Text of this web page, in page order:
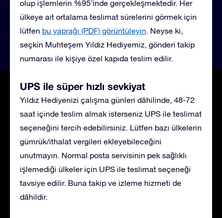
olup işlemlerin %95’inde gerçekleşmektedir. Her
ülkeye ait ortalama teslimat sürelerini görmek için
lütfen bu yaprağı (PDF) görüntüleyin. Neyse ki,
seçkin Muhteşem Yıldız Hediyemiz, gönderi takip
numarası ile kişiye özel kapıda teslim edilir.
UPS ile süper hızlı sevkiyat
Yıldız Hediyenizi çalışma günleri dâhilinde, 48-72
saat içinde teslim almak isterseniz UPS ile teslimat
seçeneğini tercih edebilirsiniz. Lütfen bazı ülkelerin
gümrük/ithalat vergileri ekleyebileceğini
unutmayın. Normal posta servisinin pek sağlıklı
işlemediği ülkeler için UPS ile teslimat seçeneği
tavsiye edilir. Buna takip ve izleme hizmeti de
dâhildir.